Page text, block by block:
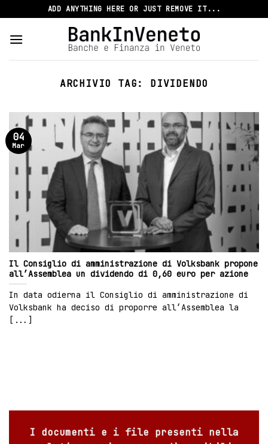
to
content
ADD ANYTHING HERE OR JUST REMOVE IT...
ARCHIVIO TAG: DIVIDENDO
Il Consiglio di amministrazione di Volksbank propone
all’Assemblea un dividendo di 0,60 euro per azione
In data odierna il Consiglio di amministrazione di
Volksbank ha deciso di proporre all’Assemblea la
[...]
04
Mar
I documenti e i file presenti nella